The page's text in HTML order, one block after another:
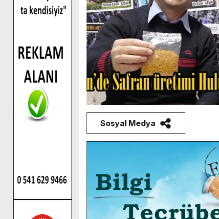
Sosyal Medya